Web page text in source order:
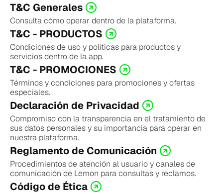
T&C Generales
Consulta cómo operar dentro de la plataforma.
T&C - PRODUCTOS
Condiciones de uso y políticas para productos y
servicios dentro de la app.
T&C - PROMOCIONES
Términos y condiciones para promociones y ofertas
especiales.
Declaración de Privacidad
Compromiso con la transparencia en el tratamiento de
sus datos personales y su importancia para operar en
nuestra plataforma.
Reglamento de Comunicación
Procedimientos de atención al usuario y canales de
comunicación de Lemon para consultas y reclamos.
Código de Ética